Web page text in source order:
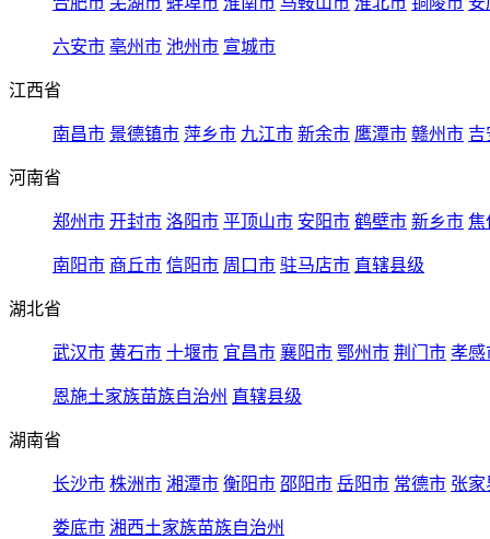
六安市 亳州市 池州市 宣城市
江西省
南昌市 景德镇市 萍乡市 九江市 新余市 鹰潭市 赣州市 吉
河南省
郑州市 开封市 洛阳市 平顶山市 安阳市 鹤壁市 新乡市 焦
南阳市 商丘市 信阳市 周口市 驻马店市 直辖县级
湖北省
武汉市 黄石市 十堰市 宜昌市 襄阳市 鄂州市 荆门市 孝感
恩施土家族苗族自治州 直辖县级
湖南省
长沙市 株洲市 湘潭市 衡阳市 邵阳市 岳阳市 常德市 张家
娄底市 湘西土家族苗族自治州